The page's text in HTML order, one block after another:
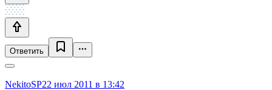
Ответить
NekitoSP22 июл 2011 в 13:42